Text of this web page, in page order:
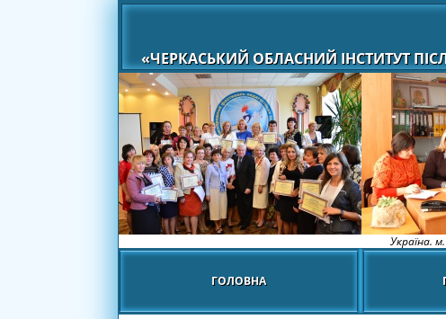
«ЧЕРКАСЬКИЙ ОБЛАСНИЙ ІНСТИТУТ
Україна.
ГОЛОВНА